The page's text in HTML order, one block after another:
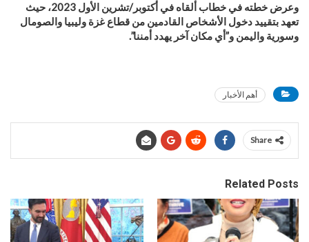
وعرض خطته في خطاب ألقاه في أكتوبر/تشرين الأول 2023، حيث
تعهد بتقييد دخول الأشخاص القادمين من قطاع غزة وليبيا والصومال
وسورية واليمن و”أي مكان آخر يهدد أمننا”.
أهم الأخبار
Share
Related Posts